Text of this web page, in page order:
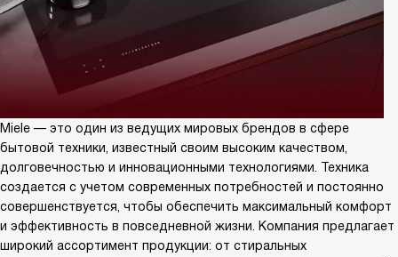
Miele — это один из ведущих мировых брендов в сфере
бытовой техники, известный своим высоким качеством,
долговечностью и инновационными технологиями. Техника
создается с учетом современных потребностей и постоянно
совершенствуется, чтобы обеспечить максимальный комфорт
и эффективность в повседневной жизни. Компания предлагает
широкий ассортимент продукции: от стиральных